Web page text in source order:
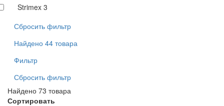
Strimex 3
Сбросить фильтр
Найдено 44 товара
Фильтр
Сбросить фильтр
Найдено 73 товара
Сортировать